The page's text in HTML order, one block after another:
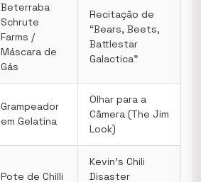
Beterraba
Schrute
Farms /
Máscara de
Gás
Recitação de
“Bears, Beets,
Battlestar
Galactica”
Grampeador
em Gelatina
Olhar para a
Câmera (The Jim
Look)
Pote de Chilli
Kevin’s Chili
Disaster